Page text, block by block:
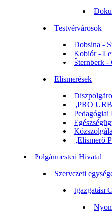
Testvérvárosok
Dobsina -
Kobiór -
Šternberk -
Elismerések
„PRO
Pedagógiai
„Elismerő
Polgármesteri Hivatal
Szervezeti
Igazgatási